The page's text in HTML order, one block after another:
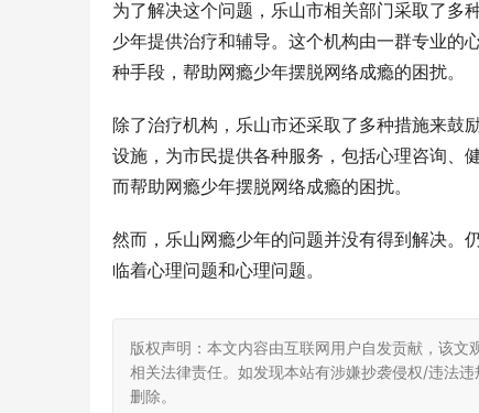
为了解决这个问题，乐山市相关部门采取了多
少年提供治疗和辅导。这个机构由一群专业的
种手段，帮助网瘾少年摆脱网络成瘾的困扰。
除了治疗机构，乐山市还采取了多种措施来鼓
设施，为市民提供各种服务，包括心理咨询、
而帮助网瘾少年摆脱网络成瘾的困扰。
然而，乐山网瘾少年的问题并没有得到解决。
临着心理问题和心理问题。
版权声明：本文内容由互联网用户自发贡献，该
相关法律责任。如发现本站有涉嫌抄袭侵权/违法
删除。